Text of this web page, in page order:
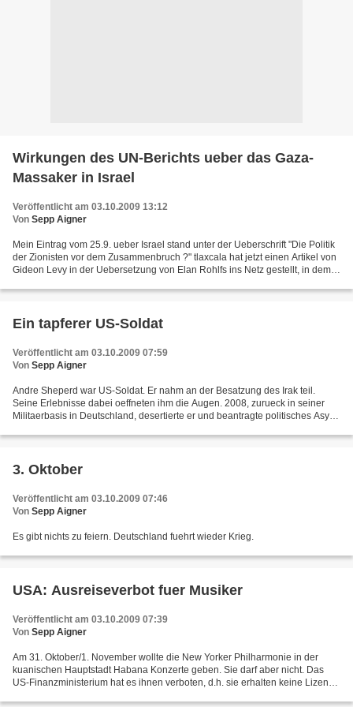
Wirkungen des UN-Berichts ueber das Gaza-
Massaker in Israel
Veröffentlicht am 03.10.2009 13:12
Von Sepp Aigner
Mein Eintrag vom 25.9. ueber Israel stand unter der Ueberschrift "Die Politik
der Zionisten vor dem Zusammenbruch ?" tlaxcala hat jetzt einen Artikel von
Gideon Levy in der Uebersetzung von Elan Rohlfs ins Netz gestellt, in dem
Ein tapferer US-Soldat
Veröffentlicht am 03.10.2009 07:59
Von Sepp Aigner
Andre Sheperd war US-Soldat. Er nahm an der Besatzung des Irak teil.
Seine Erlebnisse dabei oeffneten ihm die Augen. 2008, zurueck in seiner
Militaerbasis in Deutschland, desertierte er und beantragte politisches Asyl.
3. Oktober
Veröffentlicht am 03.10.2009 07:46
Von Sepp Aigner
Es gibt nichts zu feiern. Deutschland fuehrt wieder Krieg.
USA: Ausreiseverbot fuer Musiker
Veröffentlicht am 03.10.2009 07:39
Von Sepp Aigner
Am 31. Oktober/1. November wollte die New Yorker Philharmonie in der
kuanischen Hauptstadt Habana Konzerte geben. Sie darf aber nicht. Das
US-Finanzministerium hat es ihnen verboten, d.h. sie erhalten keine Lizenz